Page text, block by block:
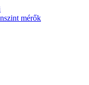
mérők